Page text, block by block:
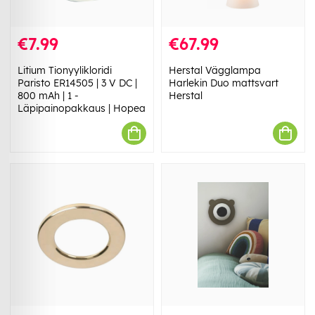
€7.99
Litium Tionyylikloridi
Paristo ER14505 | 3 V DC |
800 mAh | 1 -
Läpipainopakkaus | Hopea
€67.99
Herstal Vägglampa
Harlekin Duo mattsvart
Herstal